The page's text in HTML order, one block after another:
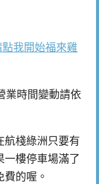
點我開始福來雞
業時間變動請依
航棧綠洲只要有
一樓停車場滿了
的喔。